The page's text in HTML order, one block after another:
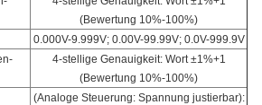
(Bewertung 10%-100%)
0.000V-9.999V; 0.00V-99.99V; 0.0V-999.9V
4-stellige Genauigkeit: Wort ±1%+1
(Bewertung 10%-100%)
(Analoge Steuerung: Spannung justierbar):